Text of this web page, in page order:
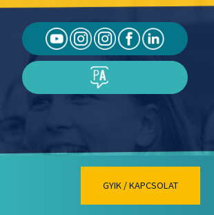
GYIK / KAPCSOLAT